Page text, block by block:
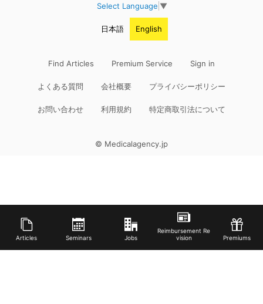
Articles Seminars Jobs
Reimbursement Re
vision
Premiums
Select Language ▼
日本語 English
Find Articles Premium Service Sign in
よくある質問 会社概要 プライバシーポリシー
お問い合わせ 利用規約 特定商取引法について
© Medicalagency.jp